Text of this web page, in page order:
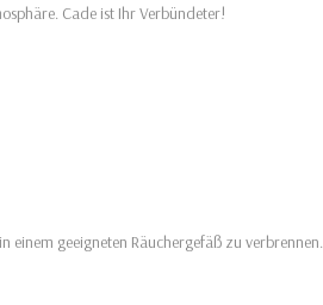
Cade ist Ihr Verbündeter!
einem geeigneten Räuchergefäß zu verbrennen.